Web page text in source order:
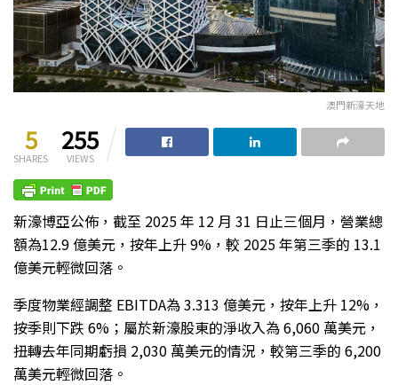
澳門新濠天地
5
SHARES
255
VIEWS
新濠博亞公佈，截至 2025 年 12 月 31 日止三個月，營業總
額為12.9 億美元，按年上升 9%，較 2025 年第三季的 13.1
億美元輕微回落。
季度物業經調整 EBITDA為 3.313 億美元，按年上升 12%，
按季則下跌 6%；屬於新濠股東的淨收入為 6,060 萬美元，
扭轉去年同期虧損 2,030 萬美元的情況，較第三季的 6,200
萬美元輕微回落。